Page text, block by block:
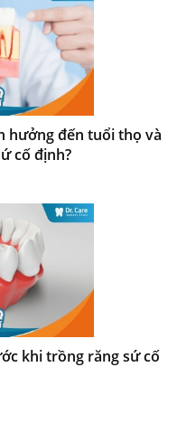
hưởng đến tuổi thọ và
cố định?
khi trồng răng sứ cố